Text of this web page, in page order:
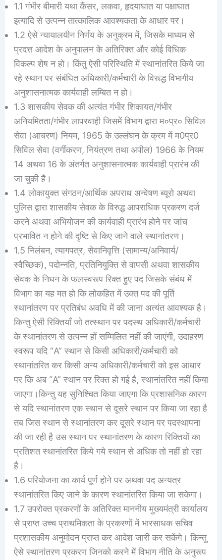
1.1 गंभीर बीमारी यथा कैंसर, लकवा, हृदयाघात या पक्षाघात
इत्यादि से उत्पन्न तात्कालिक आवश्यकता के आधार पर।
1.2 ऐसे न्यायालयीन निर्णय के अनुक्रम में, जिसके माध्यम से
प्रदत्त आदेश के अनुपालन के अतिरिक्त और कोई विधिक
विकल्प शेष न हो। किंतु ऐसी परिस्थिति में स्थानांतरित किये जा
रहे स्थान पर संबंधित अधिकारी/कर्मचारी के विरूद्ध विभागीय
अनुशासनात्मक कार्यवाही लम्बित न हो।
1.3 शासकीय सेवक की अत्यंत गंभीर शिकायत/गंभीर
अनियमितता/गंभीर लापरवाही जिसमें विभाग ‌द्वारा म०प्र० सिविल
सेवा (आचरण) नियम, 1965 के उल्लंघन के क्रम में म0प्र0
सिविल सेवा (वर्गीकरण, नियंत्रण तथा अपील) 1966 के नियम
14 अथवा 16 के अंतर्गत अनुशासनात्मक कार्यवाही प्रारंभ की
जा चुकी है।
1.4 लोकायुक्त संगठन/आर्थिक अपराध अन्वेषण ब्यूरो अथवा
पुलिस द्वारा शासकीय सेवक के विरुद्ध आपराधिक प्रकरण दर्ज
करने अथवा अभियोजन की कार्यवाही प्रारंभ होने पर जांच
प्रभावित न होने की दृष्टि से किए जाने वाले स्थानांतरण।
1.5 निलंबन, त्यागपत्र, सेवानिवृत्ति (सामान्य/अनिवार्य/
स्वैच्छिक), पदोन्नति, प्रतिनियुक्ति से वापसी अथवा शासकीय
सेवक के निधन के फलस्वरूप रिक्त हुए पद जिसके संबंध में
विभाग का यह मत हो कि लोकहित में उक्त पद की पूर्ति
स्थानांतरण पर प्रतिबंध अवधि में की जाना अत्यंत आवश्यक है।
किन्तु ऐसी रिक्तियाँ जो तत्स्थान पर पदस्थ अधिकारी/कर्मचारी
के स्थानांतरण से उत्पन्न हों सम्मिलित नहीं की जाएंगी, उदाहरण
स्वरूप यदि “A” स्थान से किसी अधिकारी/कर्मचारी को
स्थानांतरित कर किसी अन्य अधिकारी/कर्मचारी को इस आधार
पर कि अब “A” स्थान पर रिक्त हो गई है, स्थानांतरित नहीं किया
जाएगा।किन्तु यह सुनिश्चित किया जाएगा कि प्रशासनिक कारण
से यदि स्थानांतरण एक स्थान से दूसरे स्थान पर किया जा रहा है
तब जिस स्थान से स्थानांतरण कर दूसरे स्थान पर पदस्थापना
की जा रही है उस स्थान पर स्थानांतरण के कारण रिक्तियों का
प्रतिशत स्थानांतरित किये गये स्थान से अधिक तो नहीं हो रहा
है।
1.6 परियोजना का कार्य पूर्ण होने पर अथवा पद अन्यत्र
स्थानांतरित किए जाने के कारण स्थानांतरित किया जा सकेगा।
1.7 उपरोक्त प्रकरणों के अतिरिक्त माननीय मुख्यमंत्री कार्यालय
से प्राप्त उच्च प्राथमिकता के प्रकरणों में भारसाधक सचिव
प्रशासकीय अनुमोदन प्राप्त कर आदेश जारी कर सकेंगे। किन्तु
ऐसे स्थानांतरण प्रकरण जिनको करने में विभाग नीति के अनुरूप